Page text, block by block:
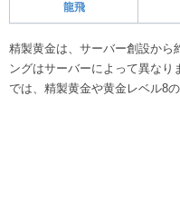
龍飛
精製黄金は、サーバー創設から
ングはサーバーによって異なり
では、精製黄金や黄金レベル8